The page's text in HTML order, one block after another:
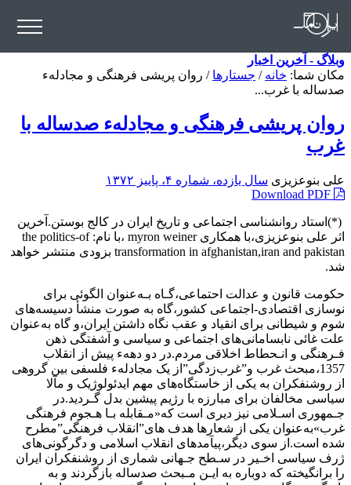
وبلاگ - آخرین اخبار
مکان شما: خانه / جستارها / روان پریشی فرهنگی و مجادلهء
صدساله با غرب...
روان پریشی فرهنگی و مجادلهء صدساله با
غرب
علی بنوعزیزی سال یازده، شماره ۴، پاییز ۱۳۷۲
(*)استاد روانشناسی اجتماعی و تاریخ ایران در کالج بوستن.آخرین
اثر علی بنوعزیزی‌،با‌ همکاری‌ myron weiner ،با نام: the politics-of
transformation in afghanistan,iran and pakistan بزودی‌ منتشر خواهد
شد.
حکومت قانون و عدالت احتماعی،گـاه بـه‌عنوان الگوئی برای
نوسازی‌ اقتصادی-اجتماعی‌ کشور‌،گاه‌ به صورت منشأ دسیسه‌های
شوم‌ و شیطانی‌ برای‌‌ انقیاد و عقب نگاه داشتن ایران،و گاه به‌عنوان
علت غائی نابسامانی‌های‌ اجتماعی و سیاسی و آشفتگی ذهن
فـرهنگی و انـحطاط اخلاقی مردم.در دو دههء‌ پیش‌ از‌ انقلاب
1357،مبحث غرب و”غرب‌زدگی‌”از یک مجادلهء‌ فلسفی‌ بین‌ گروهی
از روشنفکران به یکی از خاستگاه‌های مهم ایدئولوژیک و مآلا
سیاسی‌ مخالفان برای مبارزه با رژیم پیشین بدل‌ گـردید‌.در‌
جـمهوری اسـلامی نیز دیری است که«مـقابله بـا هـجوم فرهنگی‌
غرب»به‌عنوان یکی از شعارها هدف‌ های‌”انقلاب فرهنگی‌”مطرح
شده است.از سوی دیگر،پیآمدهای انقلاب‌ اسلامی‌ و دگرگونی‌های‌
ژرف‌ سیاسی اخـیر در سـطح جـهانی شماری از روشنفکران ایران
را برانگیخته‌ که‌ دوباره به ایـن مـبحث صدساله بازگردند و به‌